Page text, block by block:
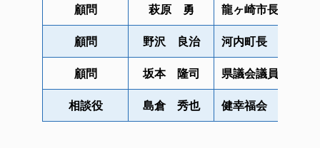
顧問 萩原 勇 龍ヶ崎市長
顧問 野沢 良治 河内町長
顧問 坂本 隆司 県議会議員
相談役 島倉 秀也 健幸福会 龍ヶ崎